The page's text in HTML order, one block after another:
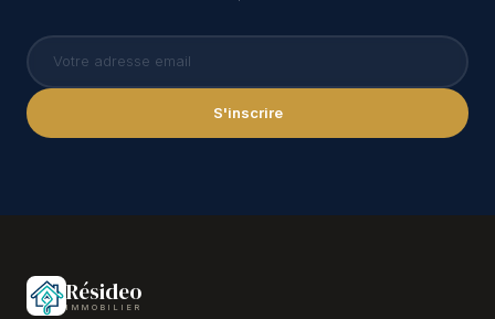
S'inscrire
Résideo
IMMOBILIER